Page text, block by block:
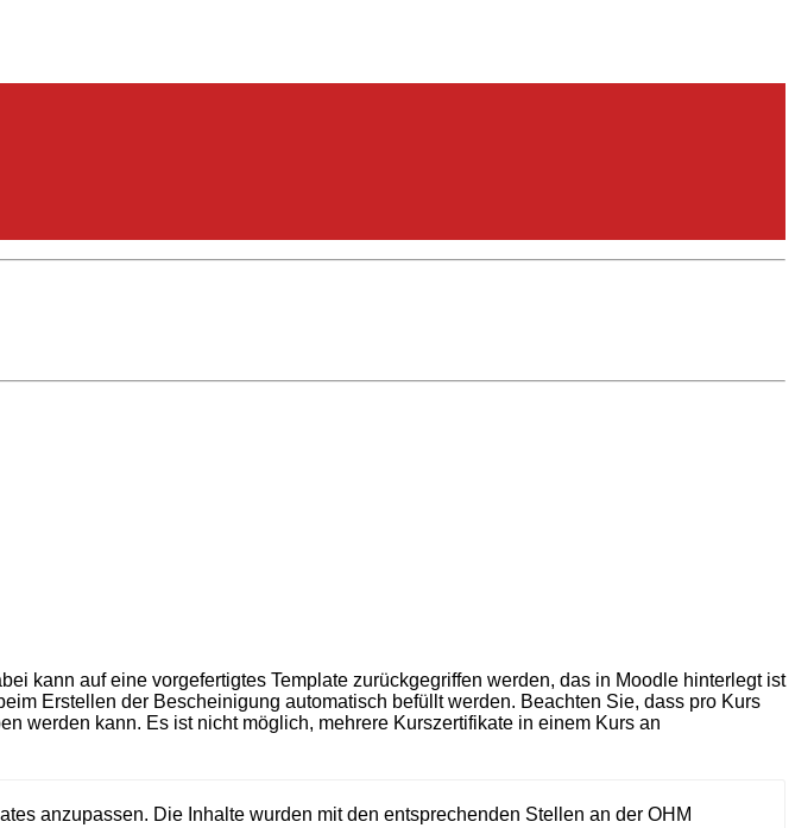
kann auf eine vorgefertigtes Template zurückgegriffen werden, das in Moodle hinterlegt ist
Erstellen der Bescheinigung automatisch befüllt werden. Beachten Sie, dass pro Kurs
werden kann. Es ist nicht möglich, mehrere Kurszertifikate in einem Kurs an
anzupassen. Die Inhalte wurden mit den entsprechenden Stellen an der OHM